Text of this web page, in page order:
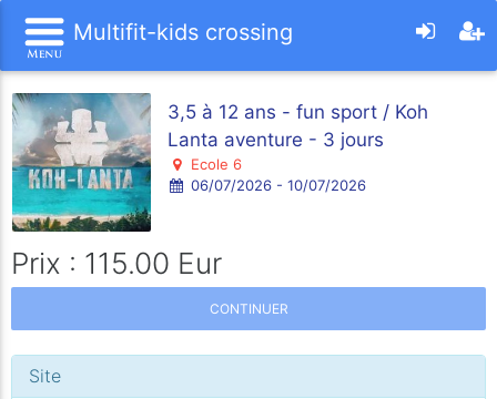
Multifit-kids crossing
3,5 à 12 ans - fun sport / Koh
Lanta aventure - 3 jours
Ecole 6
06/07/2026 - 10/07/2026
Prix : 115.00 Eur
CONTINUER
Site